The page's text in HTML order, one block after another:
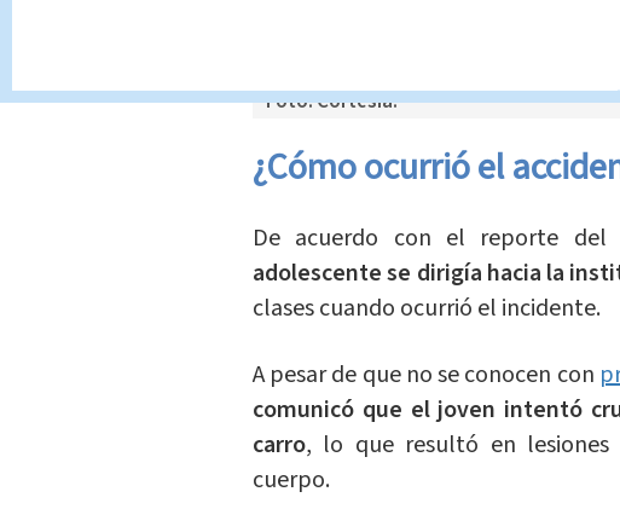
Foto: Cortesía.
¿Cómo ocurrió el
De acuerdo con el reporte del
adolescente se dirigía hacia la
clases cuando ocurrió el incidente.
A pesar de que no se conocen con
comunicó que el joven intentó
carro, lo que resultó en lesiones
cuerpo.